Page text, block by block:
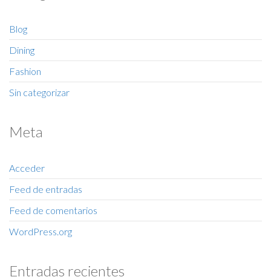
Blog
Dining
Fashion
Sin categorizar
Meta
Acceder
Feed de entradas
Feed de comentarios
WordPress.org
Entradas recientes